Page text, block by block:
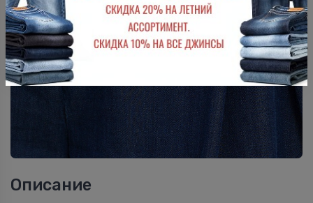
Описание